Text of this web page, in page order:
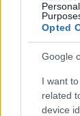
Opted
Google
I want
related
device
Simon
nagy
csatákkal
Évát
nézők. A
Orlai